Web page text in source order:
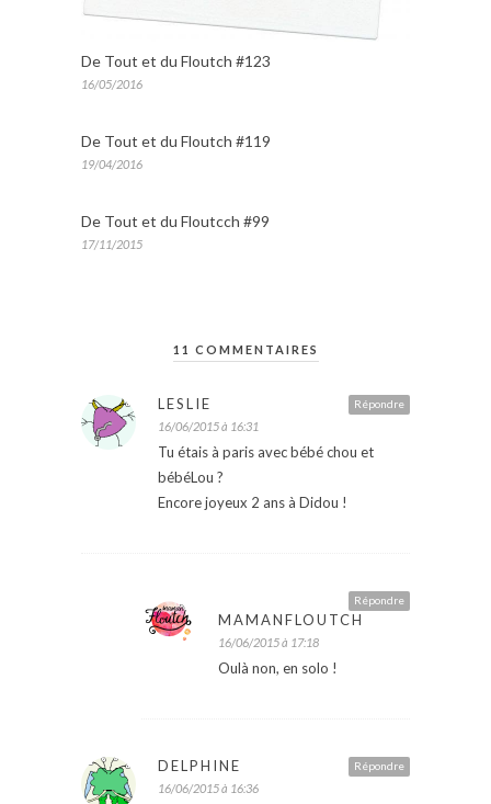
De Tout et du Floutch #123
16/05/2016
De Tout et du Floutch #119
19/04/2016
De Tout et du Floutcch #99
17/11/2015
11 COMMENTAIRES
Répondre
LESLIE
16/06/2015 à 16:31
Tu étais à paris avec bébé chou et
bébéLou ?
Encore joyeux 2 ans à Didou !
Répondre
MAMANFLOUTCH
16/06/2015 à 17:18
Oulà non, en solo !
Répondre
DELPHINE
16/06/2015 à 16:36